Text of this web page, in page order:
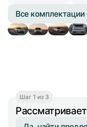
Все комплектации
Шаг 1 из 3